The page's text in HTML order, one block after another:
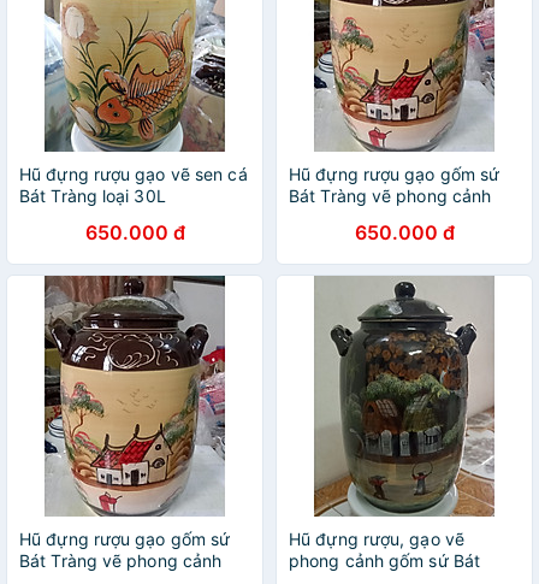
Hũ đựng rượu gạo vẽ sen cá
Bát Tràng loại 30L
650.000 đ
Hũ đựng rượu gạo gốm sứ
Bát Tràng vẽ phong cảnh
650.000 đ
Hũ đựng rượu gạo gốm sứ
Bát Tràng vẽ phong cảnh
Hũ đựng rượu, gạo vẽ
phong cảnh gốm sứ Bát